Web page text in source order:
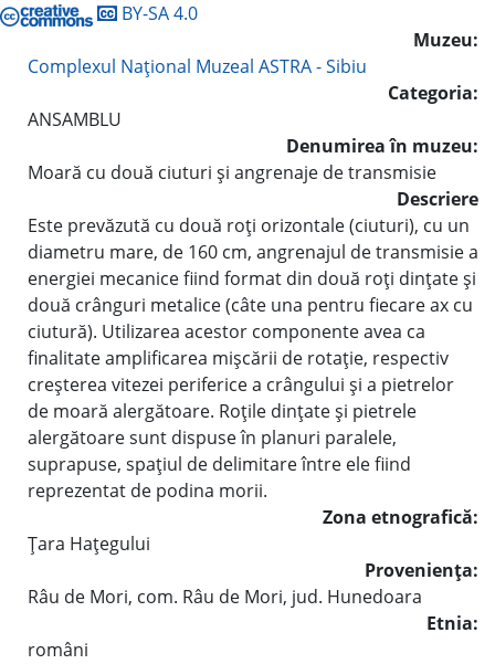
BY-SA 4.0
Muzeu:
Complexul Naţional Muzeal ASTRA - Sibiu
Categoria:
ANSAMBLU
Denumirea în muzeu:
Moară cu două ciuturi şi angrenaje de transmisie
Descriere
Este prevăzută cu două roţi orizontale (ciuturi), cu un
diametru mare, de 160 cm, angrenajul de transmisie a
energiei mecanice fiind format din două roţi dinţate şi
două crânguri metalice (câte una pentru fiecare ax cu
ciutură). Utilizarea acestor componente avea ca
finalitate amplificarea mişcării de rotaţie, respectiv
creşterea vitezei periferice a crângului şi a pietrelor
de moară alergătoare. Roţile dinţate şi pietrele
alergătoare sunt dispuse în planuri paralele,
suprapuse, spaţiul de delimitare între ele fiind
reprezentat de podina morii.
Zona etnografică:
Ţara Haţegului
Provenienţa:
Râu de Mori, com. Râu de Mori, jud. Hunedoara
Etnia:
români